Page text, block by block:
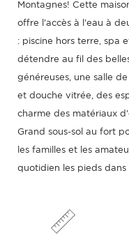
Montagnes! Cette
offre l'accès à l'eau à
: piscine hors terre, spa
détendre au fil des
généreuses, une salle
et douche vitrée, des
charme des matériaux
Grand sous-sol au fort
les familles et les
quotidien les pieds dans